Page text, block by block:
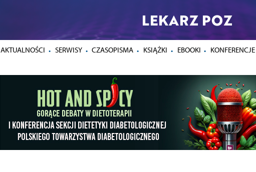
LEKARZ POZ
AKTUALNOŚCI SERWISY CZASOPISMA KSIĄŻKI EBOOKI